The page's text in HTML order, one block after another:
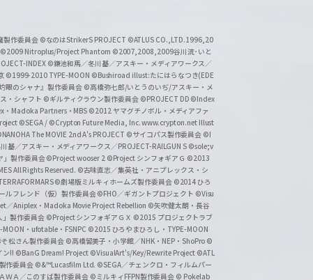
製作委員会 ©なのはStrikerS PROJECT ©ATLUS CO.,LTD.1996,20
©2009 Nitroplus/Project Phantom ©2007,2008,2009谷川流･いと
INDEX ©鎌池和馬／冬川基／アスキー・メディアワークス／
©1999-2010 TYPE-MOON ©Bushiroad illust:たにはらなつき(EDE
眼のシャナ』製作委員会 ©高橋弥七郎/いとうのいぢ/アスキー・メ
・シャフト ©ギルティクラウン製作委員会 ©PROJECT DD ©Index
Madoka Partners・MBS ©2012 ヤマグチノボル・メディアファ
©SEGA / ©Crypton Future Media, Inc. www.crypton.net Illust
The MOVIE 2nd A's PROJECT ©サイコパス製作委員会 ©I
基／アスキー・メディアワークス／PROJECT-RAILGUN S ©sole;v
」製作委員会©Project wooser 2 ©Project シンフォギアＧ ©2013
All Rights Reserved. ©古味直志／集英社・アニプレックス・シ
©劇場版ミルキィホームズ製作委員会 ©2014 ひろ
ルフレンド（仮）製作委員会©FHO／ギガントプロジェクト ©Visu
／Aniplex・Madoka Movie Project Rebellion ©矢吹健太朗・長谷
」製作委員会 ©Project シンフォギアＧＸ ©2015 プロジェクトラブ
MOON・ufotable・FSNPC ©2015 ひろやまひろし・TYPE-MOON
松さん製作委員会 ©高橋留美子・小学館／NHK・NEP・ShoPro ©
ン!! ©BanG Dream! Project ©VisualArt's/Key/Rewrite Project ©ATL
作委員会 ©&™Lucasfilm Ltd. ©SEGA／チェンクロ・フィルムパー
ＷＡ／このすば製作委員会 ©ミルキィFFPN製作委員会 © Pokelab